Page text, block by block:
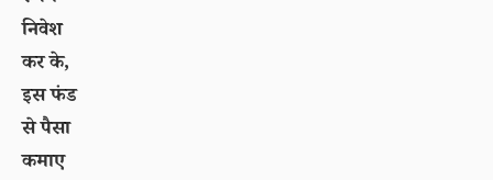
निवेश
कर के,
इस फंड
से पैसा
कमाए